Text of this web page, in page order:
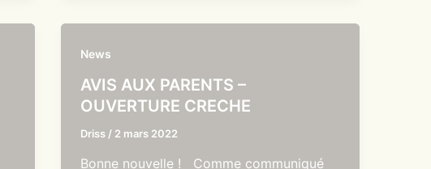
News
AVIS AUX PARENTS –
OUVERTURE CRECHE
Driss / 2 mars 2022
Bonne nouvelle ! Comme communiqué